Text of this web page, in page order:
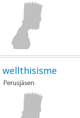
wellthisisme